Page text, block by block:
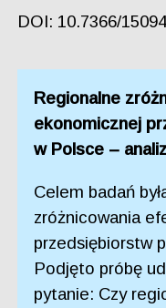
DOI: 10.7366/
Regionalne
ekonomicznej
w Polsce –
Celem badań
zróżnicowania
przedsiębiorstw
Podjęto próbę
pytanie: Czy